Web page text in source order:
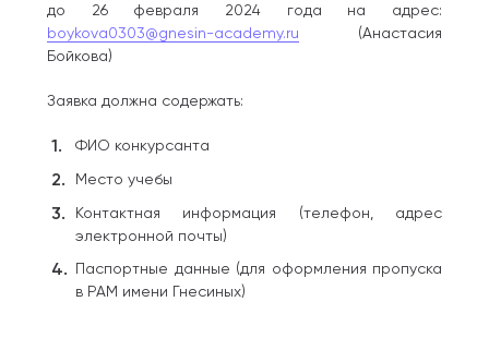
до 26 февраля 2024 года на адрес:
boykova0303@gnesin-academy.ru (Анастасия
Бойкова)
Заявка должна содержать:
ФИО конкурсанта
Место учебы
Контактная информация (телефон, адрес
электронной почты)
Паспортные данные (для оформления пропуска
в РАМ имени Гнесиных)